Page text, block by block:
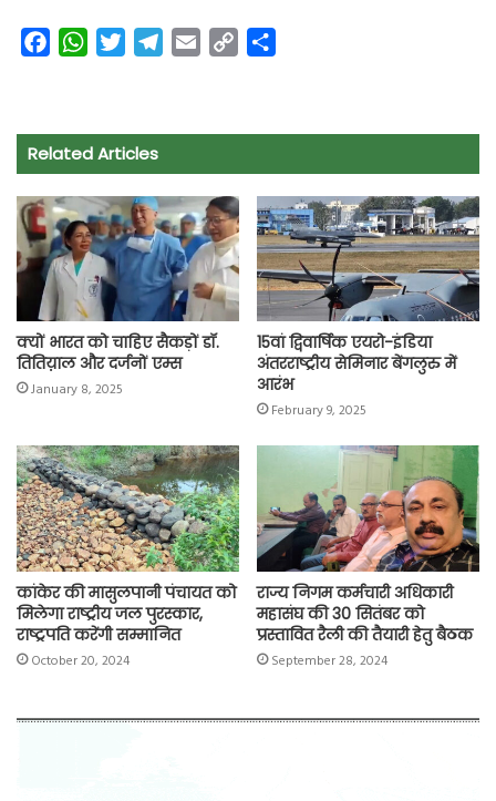
e
b
o
k
W
t
s
p
p
t
t
r
e
a
m
i
y
n
k
r
Related Articles
क्यों भारत को चाहिए सैकड़ों डॉ.
तितिय़ाल और दर्जनों एम्स
January 8, 2025
15वां द्विवार्षिक एयरो-इंडिया
अंतरराष्ट्रीय सेमिनार बेंगलुरु में
आरंभ
February 9, 2025
कांकेर की मासुलपानी पंचायत को
मिलेगा राष्ट्रीय जल पुरस्कार,
राष्ट्रपति करेंगी सम्मानित
October 20, 2024
राज्य निगम कर्मचारी अधिकारी
महासंघ की 30 सितंबर को
प्रस्तावित रैली की तैयारी हेतु बैठक
September 28, 2024